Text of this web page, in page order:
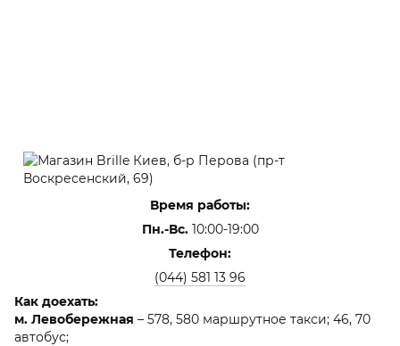
Время работы:
Пн.-Вс. 10:00-19:00
Телефон:
(044) 581 13 96
Как доехать:
м. Левобережная – 578, 580 маршрутное такси; 46, 70
автобус;